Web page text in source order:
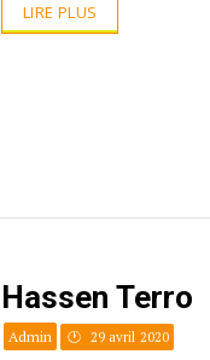
LIRE PLUS
Hassen Terro
Admin 29 avril 2020